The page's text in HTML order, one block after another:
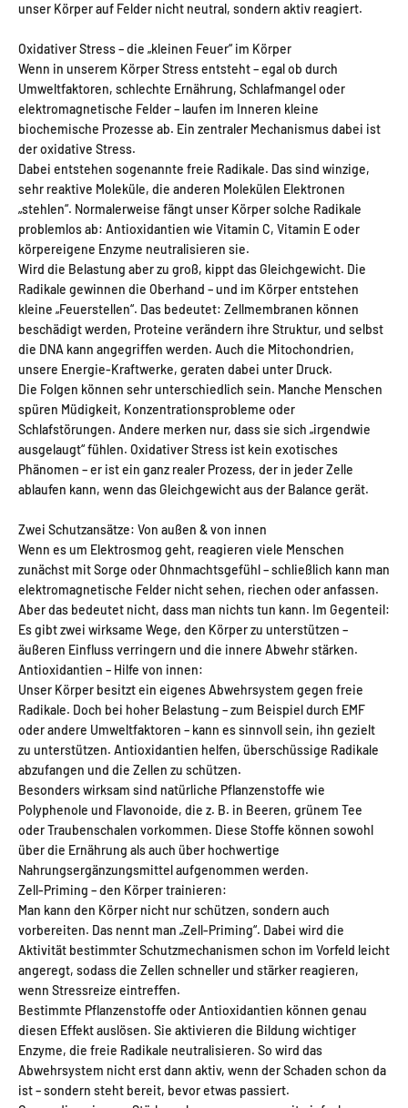
unser Körper auf Felder nicht neutral, sondern aktiv reagiert.
Oxidativer Stress – die „kleinen Feuer“ im Körper
Wenn in unserem Körper Stress entsteht – egal ob durch
Umweltfaktoren, schlechte Ernährung, Schlafmangel oder
elektromagnetische Felder – laufen im Inneren kleine
biochemische Prozesse ab. Ein zentraler Mechanismus dabei ist
der oxidative Stress.
Dabei entstehen sogenannte freie Radikale. Das sind winzige,
sehr reaktive Moleküle, die anderen Molekülen Elektronen
„stehlen“. Normalerweise fängt unser Körper solche Radikale
problemlos ab: Antioxidantien wie Vitamin C, Vitamin E oder
körpereigene Enzyme neutralisieren sie.
Wird die Belastung aber zu groß, kippt das Gleichgewicht. Die
Radikale gewinnen die Oberhand – und im Körper entstehen
kleine „Feuerstellen“. Das bedeutet: Zellmembranen können
beschädigt werden, Proteine verändern ihre Struktur, und selbst
die DNA kann angegriffen werden. Auch die Mitochondrien,
unsere Energie-Kraftwerke, geraten dabei unter Druck.
Die Folgen können sehr unterschiedlich sein. Manche Menschen
spüren Müdigkeit, Konzentrationsprobleme oder
Schlafstörungen. Andere merken nur, dass sie sich „irgendwie
ausgelaugt“ fühlen. Oxidativer Stress ist kein exotisches
Phänomen – er ist ein ganz realer Prozess, der in jeder Zelle
ablaufen kann, wenn das Gleichgewicht aus der Balance gerät.
Zwei Schutzansätze: Von außen & von innen
Wenn es um Elektrosmog geht, reagieren viele Menschen
zunächst mit Sorge oder Ohnmachtsgefühl – schließlich kann man
elektromagnetische Felder nicht sehen, riechen oder anfassen.
Aber das bedeutet nicht, dass man nichts tun kann. Im Gegenteil:
Es gibt zwei wirksame Wege, den Körper zu unterstützen –
äußeren Einfluss verringern und die innere Abwehr stärken.
Antioxidantien – Hilfe von innen:
Unser Körper besitzt ein eigenes Abwehrsystem gegen freie
Radikale. Doch bei hoher Belastung – zum Beispiel durch EMF
oder andere Umweltfaktoren – kann es sinnvoll sein, ihn gezielt
zu unterstützen. Antioxidantien helfen, überschüssige Radikale
abzufangen und die Zellen zu schützen.
Besonders wirksam sind natürliche Pflanzenstoffe wie
Polyphenole und Flavonoide, die z. B. in Beeren, grünem Tee
oder Traubenschalen vorkommen. Diese Stoffe können sowohl
über die Ernährung als auch über hochwertige
Nahrungsergänzungsmittel aufgenommen werden.
Zell-Priming – den Körper trainieren:
Man kann den Körper nicht nur schützen, sondern auch
vorbereiten. Das nennt man „Zell-Priming“. Dabei wird die
Aktivität bestimmter Schutzmechanismen schon im Vorfeld leicht
angeregt, sodass die Zellen schneller und stärker reagieren,
wenn Stressreize eintreffen.
Bestimmte Pflanzenstoffe oder Antioxidantien können genau
diesen Effekt auslösen. Sie aktivieren die Bildung wichtiger
Enzyme, die freie Radikale neutralisieren. So wird das
Abwehrsystem nicht erst dann aktiv, wenn der Schaden schon da
ist – sondern steht bereit, bevor etwas passiert.